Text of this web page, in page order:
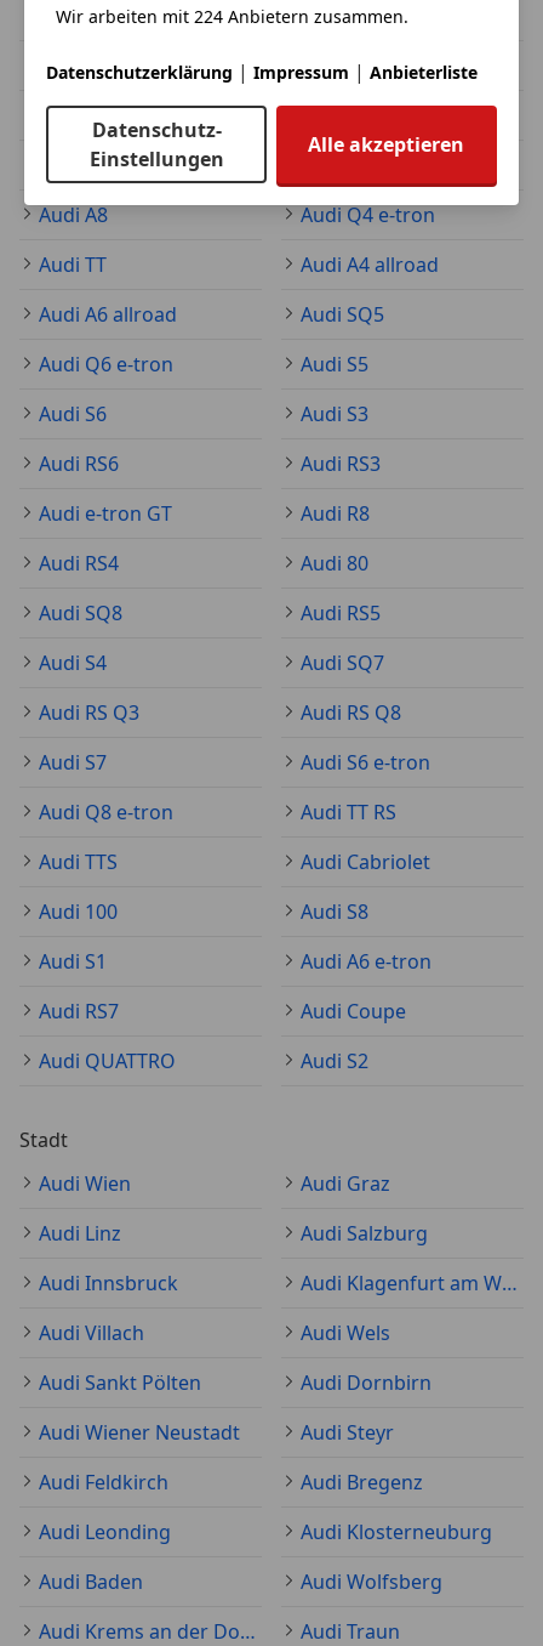
Audi Q3
Audi A5
Audi A1
Audi Q2
Audi e-tron
Audi Q8
Audi A8
Audi Q4 e-tron
Audi TT
Audi A4 allroad
Audi A6 allroad
Audi SQ5
Audi Q6 e-tron
Audi S5
Audi S6
Audi S3
Audi RS6
Audi RS3
Audi e-tron GT
Audi R8
Audi RS4
Audi 80
Audi SQ8
Audi RS5
Audi S4
Audi SQ7
Audi RS Q3
Audi RS Q8
Audi S7
Audi S6 e-tron
Audi Q8 e-tron
Audi TT RS
Audi TTS
Audi Cabriolet
Audi 100
Audi S8
Audi S1
Audi A6 e-tron
Audi RS7
Audi Coupe
Audi QUATTRO
Audi S2
Stadt
Audi Wien
Audi Graz
Audi Linz
Audi Salzburg
Audi Innsbruck
Audi Klagenfurt am Wörthersee
Audi Villach
Audi Wels
Audi Sankt Pölten
Audi Dornbirn
Audi Wiener Neustadt
Audi Steyr
Audi Feldkirch
Audi Bregenz
Audi Leonding
Audi Klosterneuburg
Audi Baden
Audi Wolfsberg
Audi Krems an der Donau
Audi Traun
Wir arbeiten mit 224 Anbietern zusammen.
Datenschutzerklärung | Impressum | Anbieterliste
Datenschutz-
Einstellungen
Alle akzeptieren